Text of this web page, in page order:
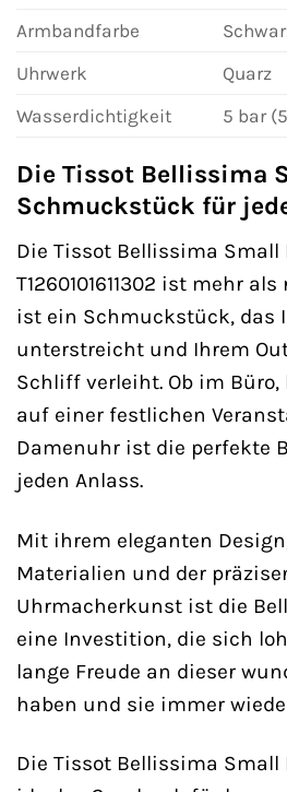
Armbandfarbe
Uhrwerk
Quarz
Wasserdichtigkeit
5 bar
Die Tissot Bellissima
Schmuckstück für
Die Tissot Bellissima Small
T1260101611302 ist mehr
ist ein Schmuckstück, das
unterstreicht und Ihrem
Schliff verleiht. Ob im
auf einer festlichen
Damenuhr ist die perfekte
jeden Anlass.
Mit ihrem eleganten
Materialien und der
Uhrmacherkunst ist die
eine Investition, die sich
lange Freude an dieser
haben und sie immer
Die Tissot Bellissima Small